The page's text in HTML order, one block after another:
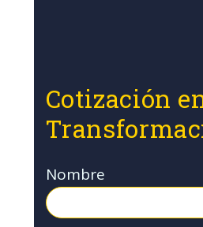
Cotización
Nombre